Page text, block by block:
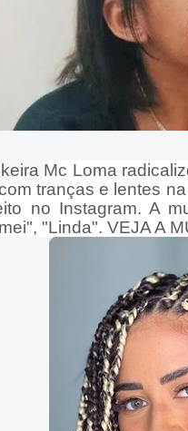
Mc Loma
tranças e lentes
no Instagram. A
"Linda". VEJA A